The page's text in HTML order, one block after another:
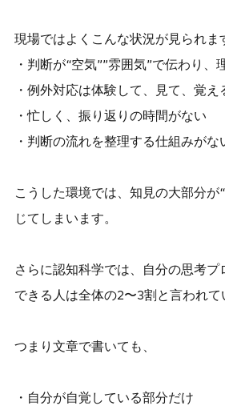
現場ではよくこんな状況が見られま
・判断が“空気””雰囲気”で伝わり、
・例外対応は体験して、見て、覚え
・忙しく、振り返りの時間がない
・判断の流れを整理する仕組みがな
こうした環境では、知見の大部分が
じてしまいます。
さらに認知科学では、自分の思考プ
できる人は全体の2〜3割と言われて
つまり文章で書いても、
・自分が自覚している部分だけ